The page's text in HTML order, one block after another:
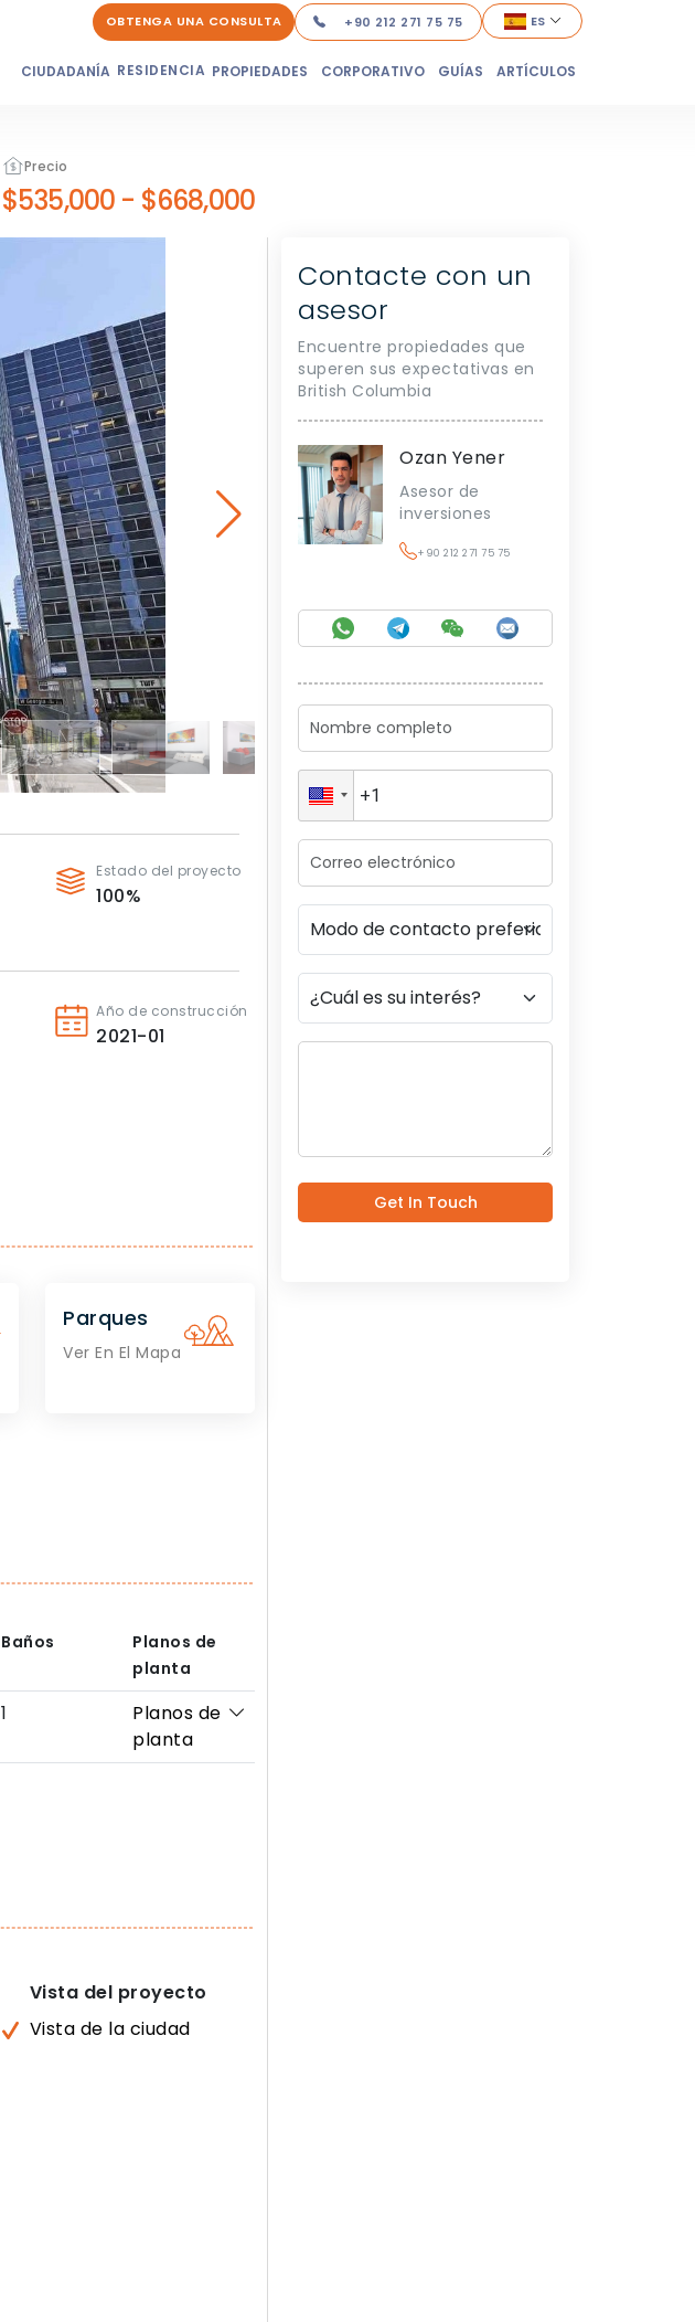
OBTENGA UNA CONSULTA +90 212 271 75 75 ES
CIUDADANÍA RESIDENCIA PROPIEDADES CORPORATIVO GUÍAS ARTÍCULOS
Precio
$535,000 - $668,000
Estado del proyecto
100%
Año de construcción
2021-01
Parques
Ver En El Mapa
Baños
Planos de
planta
1
Planos de
planta
Vista del proyecto
Vista de la ciudad
Contacte con un
asesor
Encuentre propiedades que
superen sus expectativas en
British Columbia
Ozan Yener
Asesor de
inversiones
+90 212 271 75 75
Get In Touch